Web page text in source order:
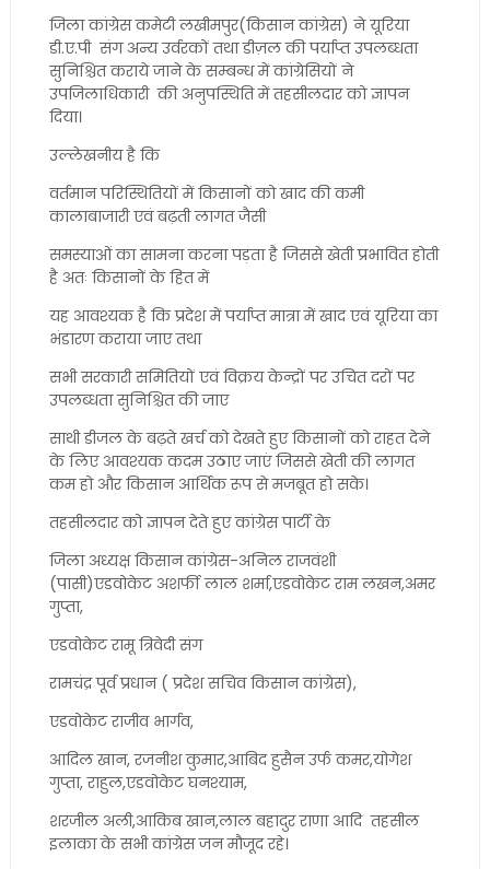
जिला कांग्रेस कमेटी लखीमपुर(किसान कांग्रेस) ने यूरिया
डी.ए.पी संग अन्य उर्वरकों तथा डीज़ल की पर्याप्त उपलब्धता
सुनिश्चित कराये जाने के सम्बन्ध में कांग्रेसियों ने
उपजिलाधिकारी की अनुपस्थिति में तहसीलदार को ज्ञापन
दिया।
उल्लेखनीय है कि
वर्तमान परिस्थितियों में किसानों को खाद की कमी
कालाबाजारी एवं बढ़ती लागत जैसी
समस्याओं का सामना करना पड़ता है जिससे खेती प्रभावित होती
है अतः किसानों के हित में
यह आवश्यक है कि प्रदेश में पर्याप्त मात्रा में खाद एवं यूरिया का
भंडारण कराया जाए तथा
सभी सरकारी समितियों एवं विक्रय केन्द्रों पर उचित दरों पर
उपलब्धता सुनिश्चित की जाए
साथी डीजल के बढ़ते खर्च को देखते हुए किसानों को राहत देने
के लिए आवश्यक कदम उठाए जाएं जिससे खेती की लागत
कम हो और किसान आर्थिक रूप से मजबूत हो सके।
तहसीलदार को ज्ञापन देते हुए कांग्रेस पार्टी के
जिला अध्यक्ष किसान कांग्रेस-अनिल राजवंशी
(पासी)एडवोकेट अशर्फी लाल शर्मा,एडवोकेट राम लखन,अमर
गुप्ता,
एडवोकेट रामू त्रिवेदी संग
रामचंद्र पूर्व प्रधान ( प्रदेश सचिव किसान कांग्रेस),
एडवोकेट राजीव भार्गव,
आदिल खान, रजनीश कुमार,आबिद हुसैन उर्फ कमर,योगेश
गुप्ता, राहुल,एडवोकेट घनश्याम,
शरजील अली,आकिब खान,लाल बहादुर राणा आदि तहसील
इलाका के सभी कांग्रेस जन मौजूद रहे।